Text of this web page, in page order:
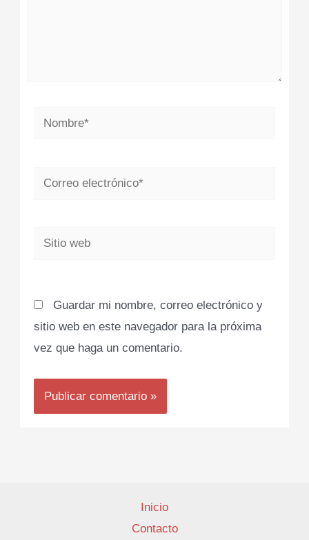
Nombre*
Correo
Sitio
Guardar mi nombre, correo electrónico y
sitio web en este navegador para la próxima
vez que haga un comentario.
Inicio
Contacto